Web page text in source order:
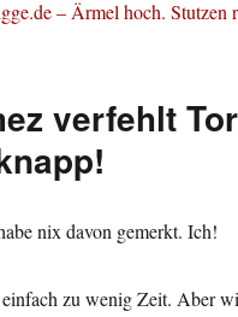
verfehlt
nix davon gemerkt. Ich!
zu wenig Zeit. Aber